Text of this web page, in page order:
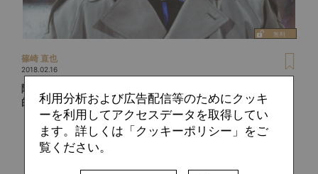
篠崎 直也
2018.02.16
隆盛する現代プレス戦術の源流。名将ロバノフスキーの科学
的思想利用分析および広告配信等のためにクッキ
ーを利用してアクセスデータを取得してい
ます。詳しくは「クッキーポリシー」をご
覧ください。